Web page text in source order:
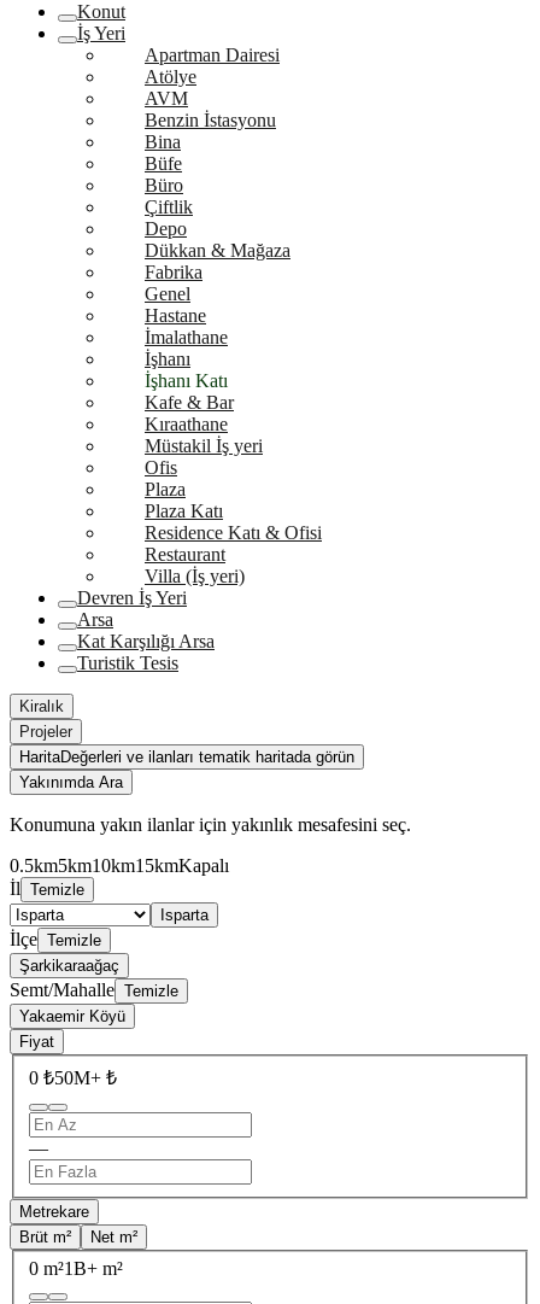
Konut
İş Yeri
Apartman Dairesi
Atölye
AVM
Benzin İstasyonu
Bina
Büfe
Büro
Çiftlik
Depo
Dükkan & Mağaza
Fabrika
Genel
Hastane
İmalathane
İşhanı
İşhanı Katı
Kafe & Bar
Kıraathane
Müstakil İş yeri
Ofis
Plaza
Plaza Katı
Residence Katı & Ofisi
Restaurant
Villa (İş yeri)
Devren İş Yeri
Arsa
Kat Karşılığı Arsa
Turistik Tesis
Kiralık
Projeler
HaritaDeğerleri ve ilanları tematik haritada görün
Yakınımda Ara
Konumuna yakın ilanlar için yakınlık mesafesini seç.
0.5km5km10km15kmKapalı
İl Temizle
Isparta
İlçe Temizle
Şarkikaraağaç
Semt/Mahalle Temizle
Yakaemir Köyü
Fiyat
0 ₺50M+ ₺
—
Metrekare
Brüt m²
Net m²
0 m²1B+ m²